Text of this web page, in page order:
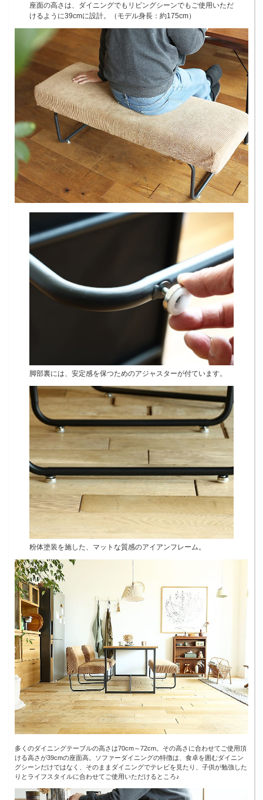
座面の高さは、ダイニングでもリビングシーンでもご使用いただ
けるように39cmに設計。（モデル身長：約175cm）
脚部裏には、安定感を保つためのアジャスターが付ています。
粉体塗装を施した、マットな質感のアイアンフレーム。
多くのダイニングテーブルの高さは70cm～72cm。その高さに合わせてご使用頂
ける高さが39cmの座面高。ソファーダイニングの特徴は、食卓を囲むダイニン
グシーンだけではなく、そのままダイニングでテレビを見たり、子供が勉強した
りとライフスタイルに合わせてご使用いただけるところ♪